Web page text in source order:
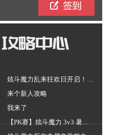
炫斗魔力乱来狂欢日开启！来一场Boss大乱斗
来个新人攻略
我来了
【PK赛】炫斗魔力 3v3 暑假PK赛，不服就干